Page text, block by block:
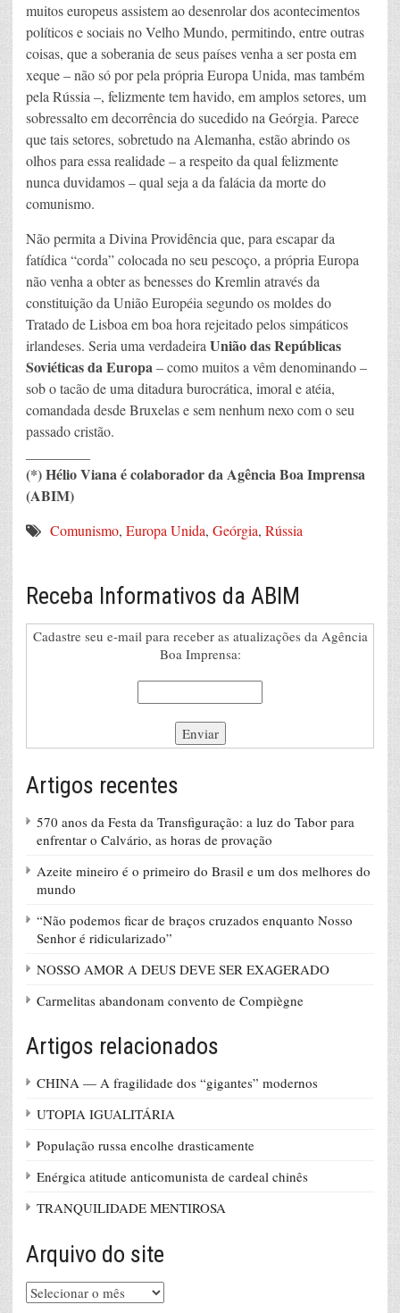
muitos europeus assistem ao desenrolar dos acontecimentos
políticos e sociais no Velho Mundo, permitindo, entre outras
coisas, que a soberania de seus países venha a ser posta em
xeque – não só por pela própria Europa Unida, mas também
pela Rússia –, felizmente tem havido, em amplos setores, um
sobressalto em decorrência do sucedido na Geórgia. Parece
que tais setores, sobretudo na Alemanha, estão abrindo os
olhos para essa realidade – a respeito da qual felizmente
nunca duvidamos – qual seja a da falácia da morte do
comunismo.
Não permita a Divina Providência que, para escapar da
fatídica “corda” colocada no seu pescoço, a própria Europa
não venha a obter as benesses do Kremlin através da
constituição da União Européia segundo os moldes do
Tratado de Lisboa em boa hora rejeitado pelos simpáticos
irlandeses. Seria uma verdadeiraUnião das Repúblicas
Soviéticas da Europa– como muitos a vêm denominando –
sob o tacão de uma ditadura burocrática, imoral e atéia,
comandada desde Bruxelas e sem nenhum nexo com o seu
passado cristão.
(*) Hélio Viana é colaborador da Agência Boa Imprensa
(ABIM)
Comunismo, Europa Unida, Geórgia, Rússia
Receba Informativos da ABIM
Cadastre seu e-mail para receber as atualizações da Agência
Boa Imprensa:
Artigos recentes
570 anos da Festa da Transfiguração: a luz do Tabor para
enfrentar o Calvário, as horas de provação
Azeite mineiro é o primeiro do Brasil e um dos melhores do
mundo
“Não podemos ficar de braços cruzados enquanto Nosso
Senhor é ridicularizado”
NOSSO AMOR A DEUS DEVE SER EXAGERADO
Carmelitas abandonam convento de Compiègne
Artigos relacionados
CHINA — A fragilidade dos “gigantes” modernos
UTOPIA IGUALITÁRIA
População russa encolhe drasticamente
Enérgica atitude anticomunista de cardeal chinês
TRANQUILIDADE MENTIROSA
Arquivo do site
Arquivo
do